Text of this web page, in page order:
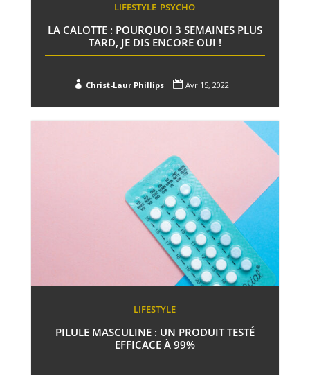
LIFESTYLE PSYCHO
LA CALOTTE : POURQUOI 3 SEMAINES PLUS
TARD, JE DIS ENCORE OUI !
 Christ-Laur Phillips  Avr 15, 2022
LIFESTYLE
PILULE MASCULINE : UN PRODUIT TESTÉ
EFFICACE À 99%